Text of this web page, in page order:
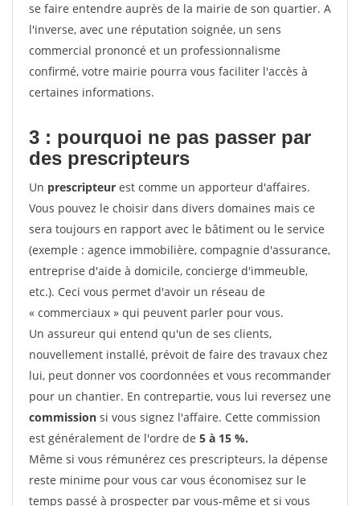
se faire entendre auprès de la mairie de son quartier. A
l'inverse, avec une réputation soignée, un sens
commercial prononcé et un professionnalisme
confirmé, votre mairie pourra vous faciliter l'accès à
certaines informations.
3 : pourquoi ne pas passer par
des prescripteurs
Un prescripteur est comme un apporteur d'affaires.
Vous pouvez le choisir dans divers domaines mais ce
sera toujours en rapport avec le bâtiment ou le service
(exemple : agence immobilière, compagnie d'assurance,
entreprise d'aide à domicile, concierge d'immeuble,
etc.). Ceci vous permet d'avoir un réseau de
« commerciaux » qui peuvent parler pour vous.
Un assureur qui entend qu'un de ses clients,
nouvellement installé, prévoit de faire des travaux chez
lui, peut donner vos coordonnées et vous recommander
pour un chantier. En contrepartie, vous lui reversez une
commission si vous signez l'affaire. Cette commission
est généralement de l'ordre de 5 à 15 %.
Même si vous rémunérez ces prescripteurs, la dépense
reste minime pour vous car vous économisez sur le
temps passé à prospecter par vous-même et si vous